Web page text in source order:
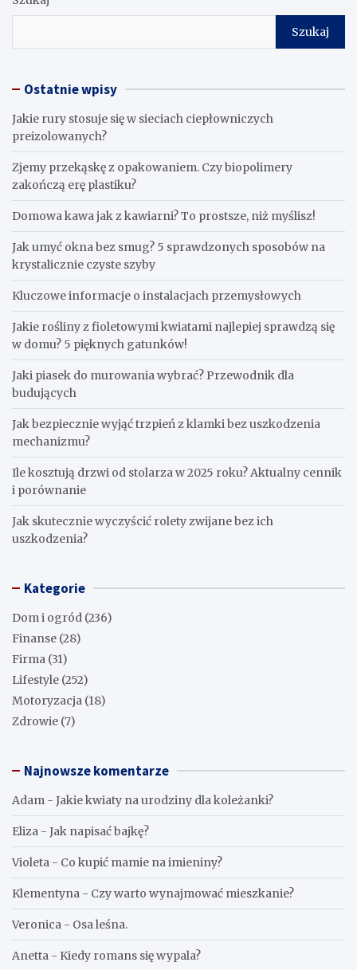
Szukaj
Ostatnie wpisy
Jakie rury stosuje się w sieciach ciepłowniczych
preizolowanych?
Zjemy przekąskę z opakowaniem. Czy biopolimery
zakończą erę plastiku?
​Domowa kawa jak z kawiarni? To prostsze, niż myślisz!
Jak umyć okna bez smug? 5 sprawdzonych sposobów na
krystalicznie czyste szyby
Kluczowe informacje o instalacjach przemysłowych
Jakie rośliny z fioletowymi kwiatami najlepiej sprawdzą się
w domu? 5 pięknych gatunków!
Jaki piasek do murowania wybrać? Przewodnik dla
budujących
Jak bezpiecznie wyjąć trzpień z klamki bez uszkodzenia
mechanizmu?
Ile kosztują drzwi od stolarza w 2025 roku? Aktualny cennik
i porównanie
Jak skutecznie wyczyścić rolety zwijane bez ich
uszkodzenia?
Kategorie
Dom i ogród (236)
Finanse (28)
Firma (31)
Lifestyle (252)
Motoryzacja (18)
Zdrowie (7)
Najnowsze komentarze
Adam - Jakie kwiaty na urodziny dla koleżanki?
Eliza - Jak napisać bajkę?
Violeta - Co kupić mamie na imieniny?
Klementyna - Czy warto wynajmować mieszkanie?
Veronica - Osa leśna.
Anetta - Kiedy romans się wypala?